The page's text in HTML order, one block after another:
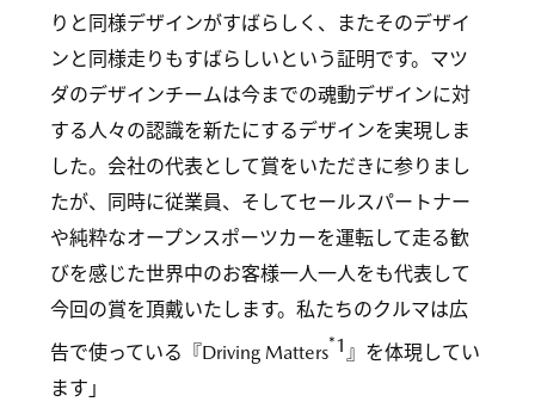
りと同様デザインがすばらしく、またそのデザイ
ンと同様走りもすばらしいという証明です。マツ
ダのデザインチームは今までの魂動デザインに対
する人々の認識を新たにするデザインを実現しま
した。会社の代表として賞をいただきに参りまし
たが、同時に従業員、そしてセールスパートナー
や純粋なオープンスポーツカーを運転して走る歓
びを感じた世界中のお客様一人一人をも代表して
今回の賞を頂戴いたします。私たちのクルマは広
告で使っている『Driving Matters*1』を体現してい
ます」